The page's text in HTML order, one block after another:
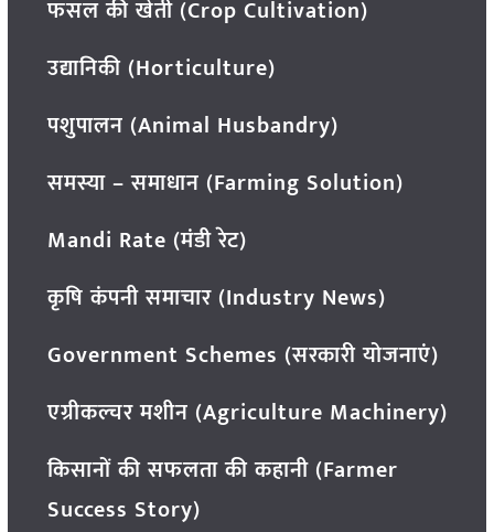
फसल की खेती (Crop Cultivation)
उद्यानिकी (Horticulture)
पशुपालन (Animal Husbandry)
समस्या – समाधान (Farming Solution)
Mandi Rate (मंडी रेट)
कृषि कंपनी समाचार (Industry News)
Government Schemes (सरकारी योजनाएं)
एग्रीकल्चर मशीन (Agriculture Machinery)
किसानों की सफलता की कहानी (Farmer
Success Story)